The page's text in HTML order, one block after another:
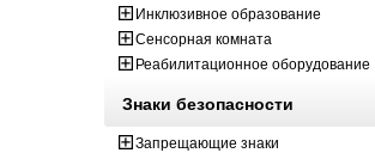
Инклюзивное образование
Сенсорная комната
Реабилитационное оборудование
Знаки безопасности
Запрещающие знаки